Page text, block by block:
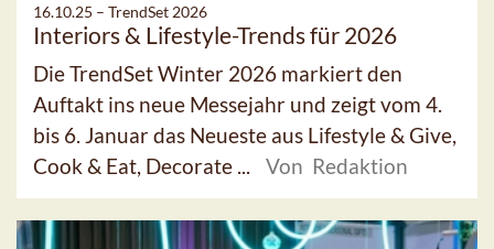
16.10.25 – TrendSet 2026
Interiors & Lifestyle-Trends für 2026
Die TrendSet Winter 2026 markiert den
Auftakt ins neue Messejahr und zeigt vom 4.
bis 6. Januar das Neueste aus Lifestyle & Give,
Cook & Eat, Decorate ...
Von Redaktion